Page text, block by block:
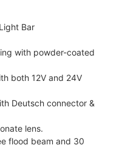
Bar
with powder-coated
both 12V and 24V
Deutsch connector &
lens.
flood beam and 30